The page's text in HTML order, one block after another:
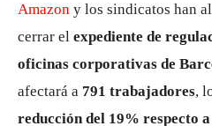
Amazon y los sindicatos han
cerrar el expediente de
oficinas corporativas de
afectará a 791 trabajadores,
reducción del 19% respecto